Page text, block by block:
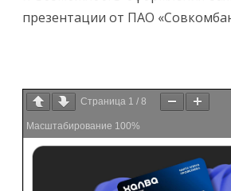
презентации от ПАО
Страница 1 / 8
Масштабирование 100%